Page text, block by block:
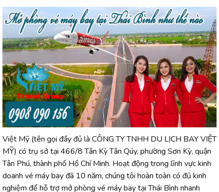
Việt Mỹ (tên gọi đầy đủ là CÔNG TY TNHH DU LỊCH BAY VIỆT
MỸ) có trụ sở tại 466/8 Tân Kỳ Tân Qúy, phường Sơn Kỳ, quận
Tân Phú, thành phố Hồ Chí Minh. Hoạt động trong lĩnh vực kinh
doanh vé máy bay đã 10 năm, chúng tôi hoàn toàn có đủ kinh
nghiệm để hỗ trợ mở phòng vé máy bay tại Thái Bình nhanh